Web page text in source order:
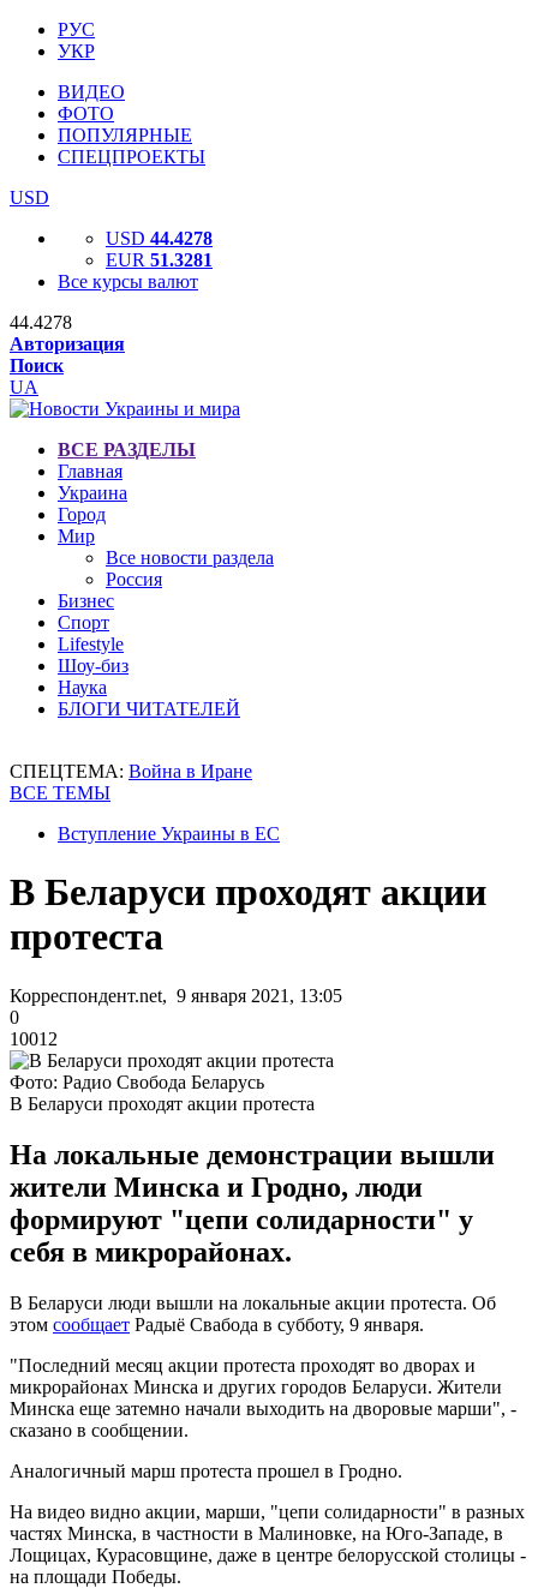
РУС
УКР
ВИДЕО
ФОТО
ПОПУЛЯРНЫЕ
СПЕЦПРОЕКТЫ
USD
USD 44.4278
EUR 51.3281
Все курсы валют
44.4278
Авторизация
Поиск
UA
ВСЕ РАЗДЕЛЫ
Главная
Украина
Город
Мир
Все новости раздела
Россия
Бизнес
Спорт
Lifestyle
Шоу-биз
Наука
БЛОГИ ЧИТАТЕЛЕЙ
СПЕЦТЕМА: Война в Иране
ВСЕ ТЕМЫ
Вступление Украины в ЕС
В Беларуси проходят акции
протеста
Корреспондент.net, 9 января 2021, 13:05
0
10012
Фото: Радио Свобода Беларусь
В Беларуси проходят акции протеста
На локальные демонстрации вышли
жители Минска и Гродно, люди
формируют "цепи солидарности" у
себя в микрорайонах.
В Беларуси люди вышли на локальные акции протеста. Об
этом сообщает Радыё Свабода в субботу, 9 января.
"Последний месяц акции протеста проходят во дворах и
микрорайонах Минска и других городов Беларуси. Жители
Минска еще затемно начали выходить на дворовые марши", -
сказано в сообщении.
Аналогичный марш протеста прошел в Гродно.
На видео видно акции, марши, "цепи солидарности" в разных
частях Минска, в частности в Малиновке, на Юго-Западе, в
Лощицах, Курасовщине, даже в центре белорусской столицы -
на площади Победы.